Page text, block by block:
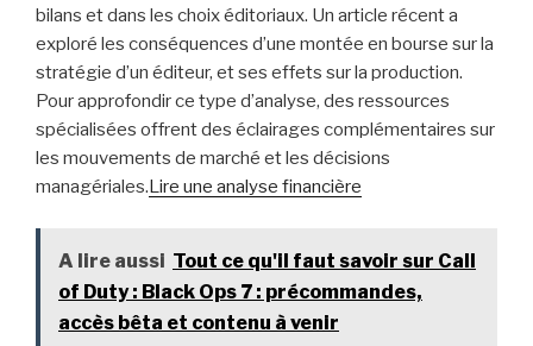
bilans et dans les choix éditoriaux. Un article récent a
exploré les conséquences d’une montée en bourse sur la
stratégie d’un éditeur, et ses effets sur la production.
Pour approfondir ce type d’analyse, des ressources
spécialisées offrent des éclairages complémentaires sur
les mouvements de marché et les décisions
managériales.Lire une analyse financière
A lire aussi Tout ce qu'il faut savoir sur Call
of Duty : Black Ops 7 : précommandes,
accès bêta et contenu à venir